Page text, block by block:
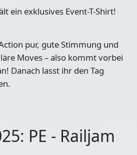
ein exklusives Event-T-Shirt!
pur, gute Stimmung und
Moves – also kommt vorbei
Danach lasst ihr den Tag
PE - Railjam